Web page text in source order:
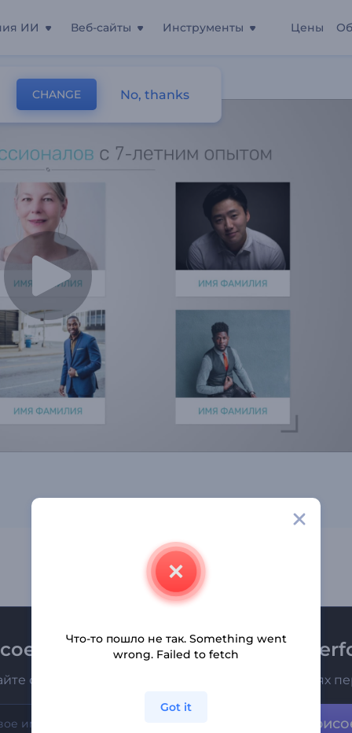
ИИ Веб-сайты Инструменты Цены
к рассылке
о последних новостях и новых предложениях
CHANGE No, thanks
Что-то пошло не так. Something went
wrong. Failed to fetch
Got it